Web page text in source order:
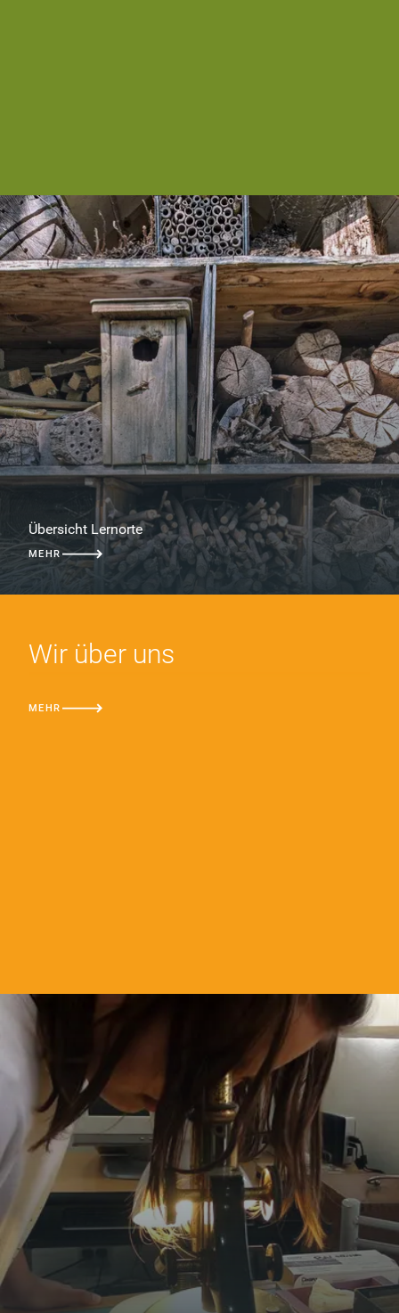
Übersicht Lernorte
MEHR
Wir über uns
MEHR